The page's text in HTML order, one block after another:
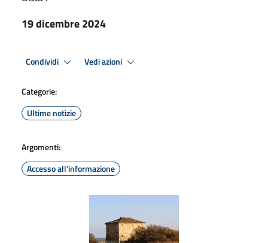
19 dicembre 2024
Condividi Vedi azioni
Categorie:
Ultime notizie
Argomenti:
Accesso all'informazione